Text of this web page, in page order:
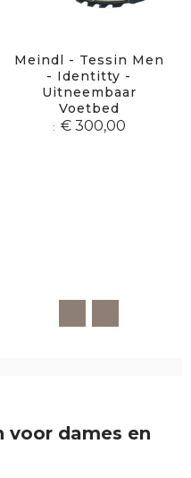
Meindl - Tessin Men
- Identitty -
Uitneembaar
Voetbed
€ 300,00
voor dames en